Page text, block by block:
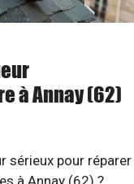
à Annay (62)
sérieux pour réparer